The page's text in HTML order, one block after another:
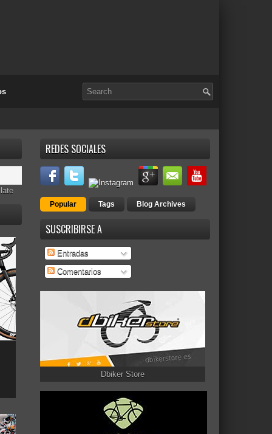
REDES SOCIALES
Popular Tags Blog Archives
SUSCRIBIRSE A
Entradas
Comentarios
Dbiker Store